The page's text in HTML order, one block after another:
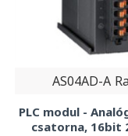
AS04AD-A
PLC modul -
csatorna, 16bit